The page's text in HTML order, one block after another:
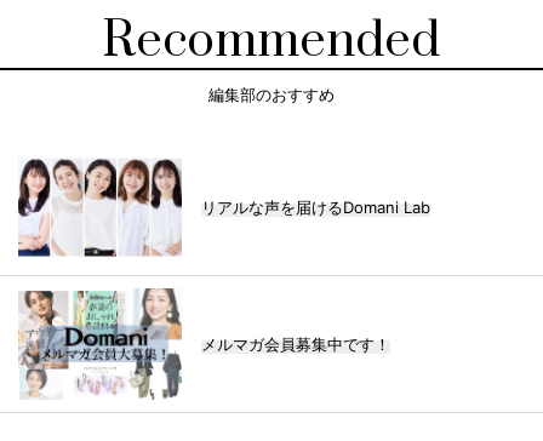
Recommended
編集部のおすすめ
リアルな声を届けるDomani Lab
メルマガ会員募集中です！